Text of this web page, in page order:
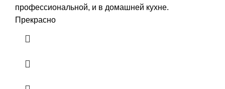
профессиональной, и в домашней кухне.
Прекрасно